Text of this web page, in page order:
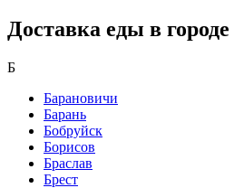
Доставка еды в городе
Б
Барановичи
Барань
Бобруйск
Борисов
Браслав
Брест